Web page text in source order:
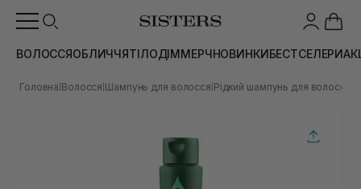
ВОЛОССЯОБЛИЧЧЯТІЛОДІММЕРЧНОВИНКИБЕСТСЕЛЕРИ
Головна Волосся Шампунь для волосся Рідкий шампунь для волосся